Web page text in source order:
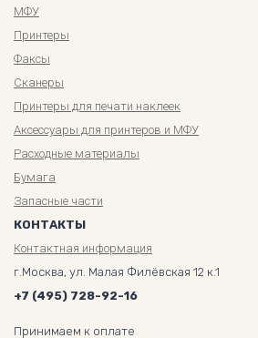
МФУ
Принтеры
Факсы
Сканеры
Принтеры для печати наклеек
Аксессуары для принтеров и МФУ
Расходные материалы
Бумага
Запасные части
КОНТАКТЫ
Контактная информация
г.Москва, ул. Малая Филёвская 12 к.1
+7 (495) 728-92-16
Принимаем к оплате